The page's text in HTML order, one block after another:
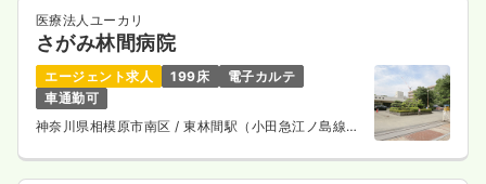
医療法人ユーカリ
さがみ林間病院
エージェント求人 199床
電子カルテ
車通勤可
神奈川県相模原市南区/ 東林間駅（小田急江ノ島線）